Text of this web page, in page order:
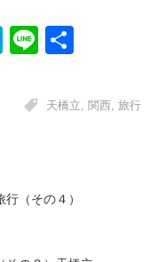
H
Li
e
天橋立 関西, 旅行
（その４）